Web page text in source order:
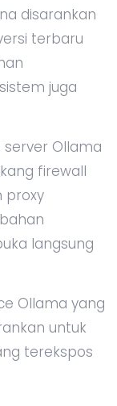
disarankan
terbaru
juga
server Ollama
firewall
proxy
langsung
Ollama yang
untuk
terekspos